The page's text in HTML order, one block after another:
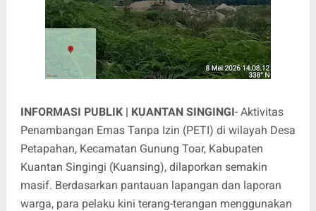
INFORMASI PUBLIK | KUANTAN SINGINGI- Aktivitas
Penambangan Emas Tanpa Izin (PETI) di wilayah Desa
Petapahan, Kecamatan Gunung Toar, Kabupaten
Kuantan Singingi (Kuansing), dilaporkan semakin
masif. Berdasarkan pantauan lapangan dan laporan
warga, para pelaku kini terang-terangan menggunakan